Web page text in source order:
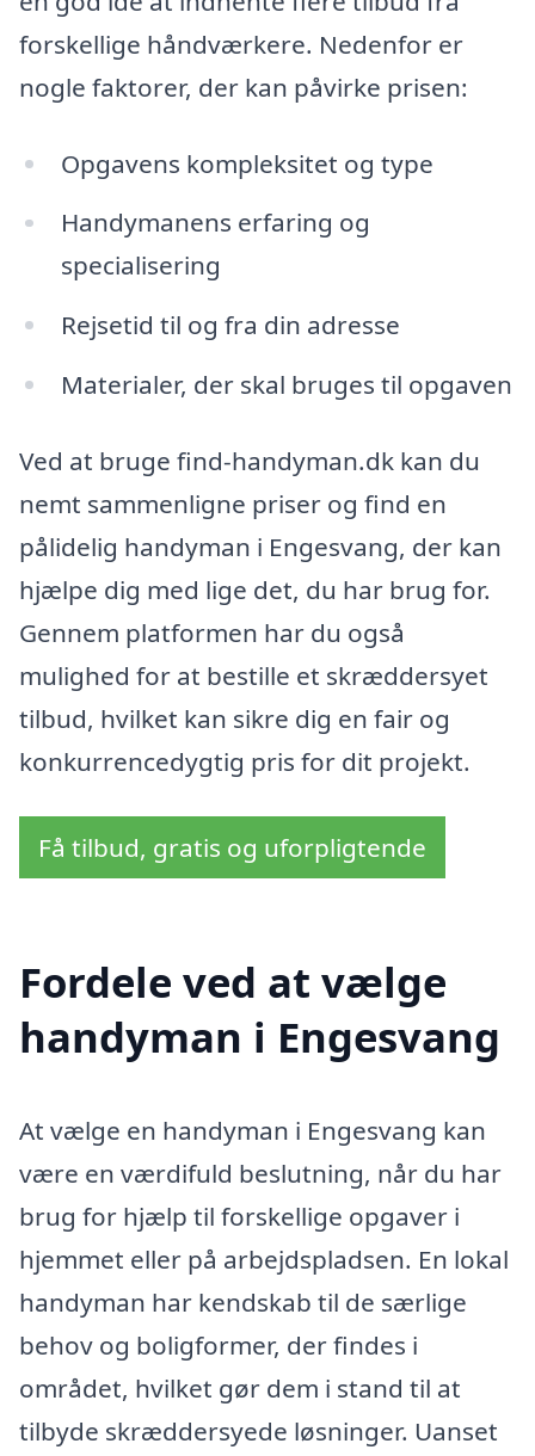
forskellige håndværkere. Nedenfor er
nogle faktorer, der kan påvirke prisen:
Opgavens kompleksitet og type
Handymanens erfaring og
specialisering
Rejsetid til og fra din adresse
Materialer, der skal bruges til opgaven
Ved at bruge find-handyman.dk kan du
nemt sammenligne priser og find en
pålidelig handyman i Engesvang, der kan
hjælpe dig med lige det, du har brug for.
Gennem platformen har du også
mulighed for at bestille et skræddersyet
tilbud, hvilket kan sikre dig en fair og
konkurrencedygtig pris for dit projekt.
Få tilbud, gratis og uforpligtende
Fordele ved at vælge
handyman i Engesvang
At vælge en handyman i Engesvang kan
være en værdifuld beslutning, når du har
brug for hjælp til forskellige opgaver i
hjemmet eller på arbejdspladsen. En lokal
handyman har kendskab til de særlige
behov og boligformer, der findes i
området, hvilket gør dem i stand til at
tilbyde skræddersyede løsninger. Uanset